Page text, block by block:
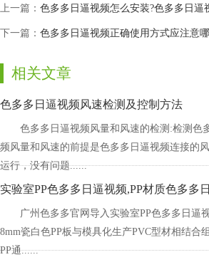
上一篇： 色多多日逼视频怎么安装?色多多日逼
下一篇： 色多多日逼视频正确使用方式应注意
相关文章
色多多日逼视频风速检测及控制方法
色多多日逼视频风量和风速的检测:检测色
频风量和风速的前提是色多多日逼视频连接的
运行，没有问题......
实验室PP色多多日逼视频,PP材质色多多
广州色多多官网导入实验室PP色多多日逼
8mm瓷白色PP板与模具化生产PVC型材相结合
PP通......